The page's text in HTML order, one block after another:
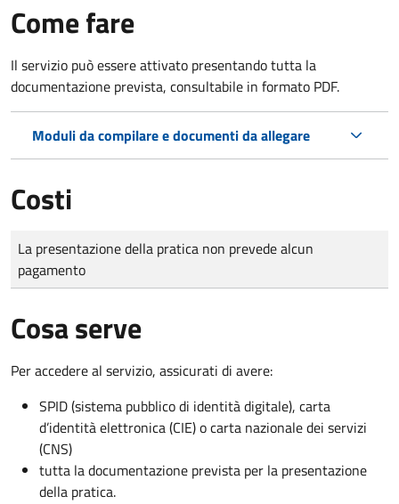
Come fare
Il servizio può essere attivato presentando tutta la
documentazione prevista, consultabile in formato PDF.
Moduli da compilare e documenti da allegare
Costi
Tipo di pagamento
Importo
La presentazione della pratica non prevede alcun
pagamento
Cosa serve
Per accedere al servizio, assicurati di avere:
SPID (sistema pubblico di identità digitale), carta
d’identità elettronica (CIE) o carta nazionale dei servizi
(CNS)
tutta la documentazione prevista per la presentazione
della pratica.